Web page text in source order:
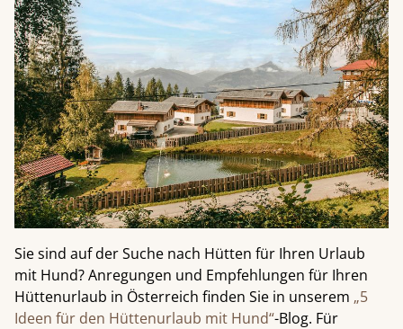
Sie sind auf der Suche nach Hütten für Ihren Urlaub
mit Hund? Anregungen und Empfehlungen für Ihren
Hüttenurlaub in Österreich finden Sie in unserem „5
Ideen für den Hüttenurlaub mit Hund“-Blog. Für